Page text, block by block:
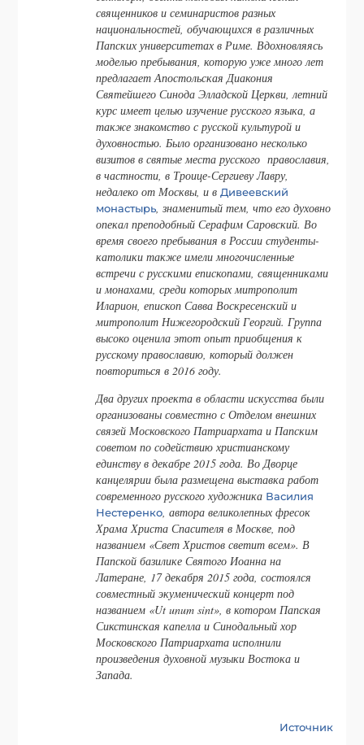
священников и семинаристов разных
национальностей, обучающихся в различных
Папских университетах в Риме. Вдохновляясь
моделью пребывания, которую уже много лет
предлагает Апостольская Диакония
Святейшего Синода Элладской Церкви, летний
курс имеет целью изучение русского языка, а
также знакомство с русской культурой и
духовностью. Было организовано несколько
визитов в святые места русского православия,
в частности, в Троице-Сергиеву Лавру,
недалеко от Москвы, и вДивеевский
монастырь , знаменитый тем, что его духовно
опекал преподобный Серафим Саровский. Во
время своего пребывания в России студенты-
католики также имели многочисленные
встречи с русскими епископами, священниками
и монахами, среди которых митрополит
Иларион, епископ Савва Воскресенский и
митрополит Нижегородский Георгий. Группа
высоко оценила этот опыт приобщения к
русскому православию, который должен
повториться в 2016 году.
Два других проекта в области искусства были
организованы совместно с Отделом внешних
связей Московского Патриархата и Папским
советом по содействию христианскому
единству в декабре 2015 года. Во Дворце
канцелярии была размещена выставка работ
современного русского художника Василия
Нестеренко , автора великолепных фресок
Храма Христа Спасителя в Москве, под
названием «Свет Христов светит всем». В
Папской базилике Святого Иоанна на
Латеране, 17 декабря 2015 года, состоялся
совместный экуменический концерт под
названием «Ut unum sint», в котором Папская
Сикстинская капелла и Синодальный хор
Московского Патриархата исполнили
произведения духовной музыки Востока и
Запада.
Источник